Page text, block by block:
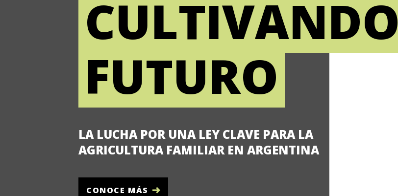
CULTIVANDO
FUTURO
LA LUCHA POR UNA LEY CLAVE PARA LA
AGRICULTURA FAMILIAR EN ARGENTINA
CONOCE MÁS